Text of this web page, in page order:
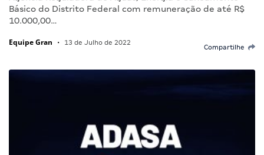
Básico do Distrito Federal com remuneração de até R$
10.000,00…
Equipe Gran • 13 de Julho de 2022
Compartilhe